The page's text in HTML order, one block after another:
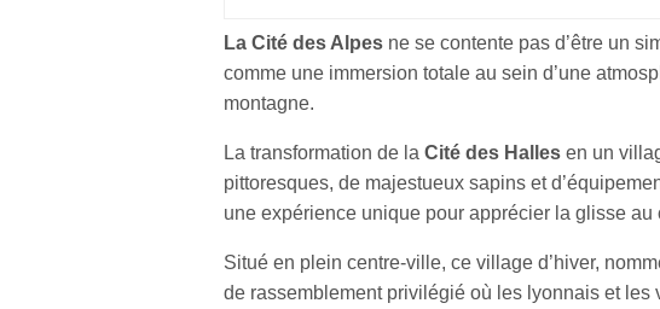
La Cité des Alpes ne se contente pas d’être un
comme une immersion totale au sein d’une
montagne.
La transformation de laCité des Hallesen un
pittoresques, de majestueux sapins et
une expérience unique pour apprécier la glisse
Situé en plein centre-ville, ce village d’hiver,
de rassemblement privilégié où les lyonnais et les